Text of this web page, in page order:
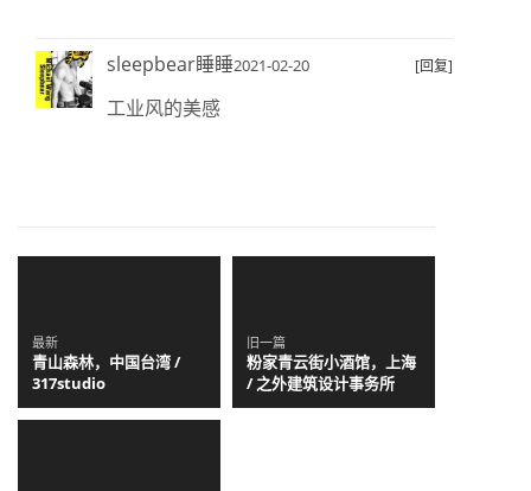
sleepbear睡睡2021-02-20 [回复]
工业风的美感
最新
青山森林，中国台湾 /
317studio
旧一篇
粉家青云街小酒馆，上海
/ 之外建筑设计事务所